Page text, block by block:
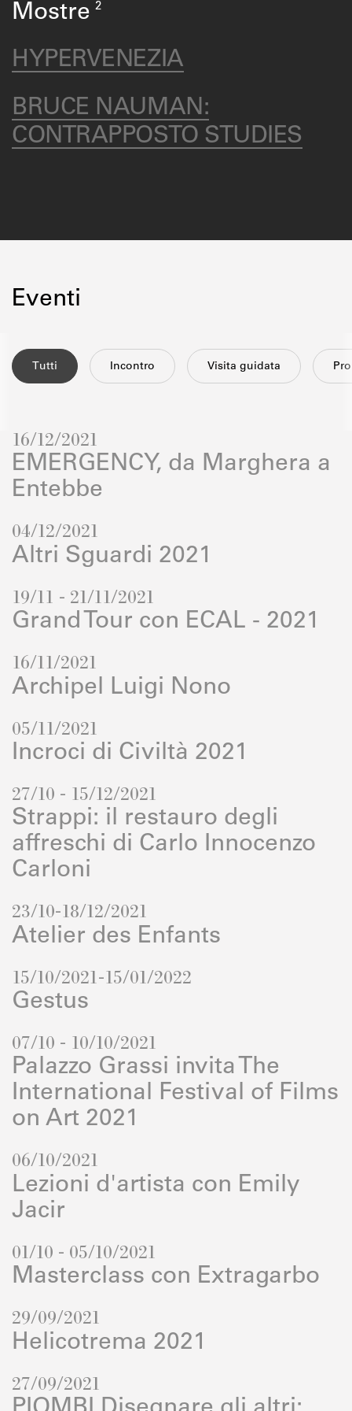
Mostre 2
HYPERVENEZIA
BRUCE NAUMAN:
CONTRAPPOSTO STUDIES
Eventi
Tutti Incontro Visita guidata
16/12/2021
EMERGENCY, da Marghera a
Entebbe
04/12/2021
Altri Sguardi 2021
19/11 - 21/11/2021
Grand Tour con ECAL - 2021
16/11/2021
Archipel Luigi Nono
05/11/2021
Incroci di Civiltà 2021
27/10 - 15/12/2021
Strappi: il restauro degli
affreschi di Carlo Innocenzo
Carloni
23/10-18/12/2021
Atelier des Enfants
15/10/2021-15/01/2022
Gestus
07/10 - 10/10/2021
Palazzo Grassi invita The
International Festival of Films
on Art 2021
06/10/2021
Lezioni d'artista con Emily
Jacir
01/10 - 05/10/2021
Masterclass con Extragarbo
29/09/2021
Helicotrema 2021
27/09/2021